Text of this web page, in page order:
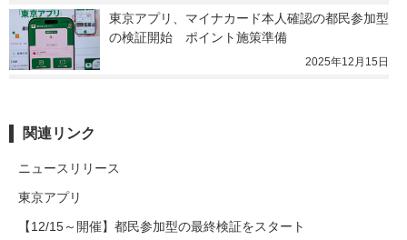
東京アプリ、マイナカード本人確認の都民参加型
の検証開始　ポイント施策準備
2025年12月15日
関連リンク
ニュースリリース
東京アプリ
【12/15～開催】都民参加型の最終検証をスタート